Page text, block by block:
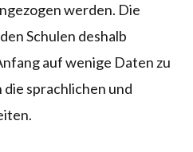
werden. Die
Schulen deshalb
auf wenige Daten zu
sprachlichen und